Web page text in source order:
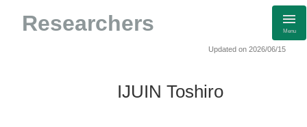
Researchers Menu
Updated on 2026/06/15
IJUIN Toshiro